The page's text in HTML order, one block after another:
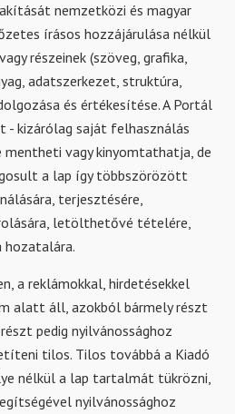
nemzetközi és magyar
írásos hozzájárulása nélkül
részeinek (szöveg, grafika,
adatszerkezet, struktúra,
és értékesítése. A Portál
- kizárólag saját felhasználás
vagy kinyomtathatja, de
a lap így többszörözött
terjesztésére,
letölthetővé tételére,
hozatalára.
a reklámokkal, hirdetésekkel
alatt áll, azokból bármely részt
pedig nyilvánossághoz
tilos. Tilos továbbá a Kiadó
nélkül a lap tartalmát tükrözni,
nyilvánossághoz